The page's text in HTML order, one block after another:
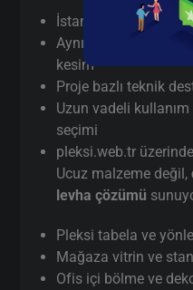
İstanbul’da gerçek
Aynı gün / hızlı
kesim
Proje bazlı teknik
Uzun vadeli
seçimi
pleksi.web.tr
Ucuz malzeme değil,
levha çözümü
Pleksi tabela ve
Mağaza vitrin ve
Ofis içi bölme ve